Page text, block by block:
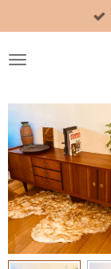
direct
naar